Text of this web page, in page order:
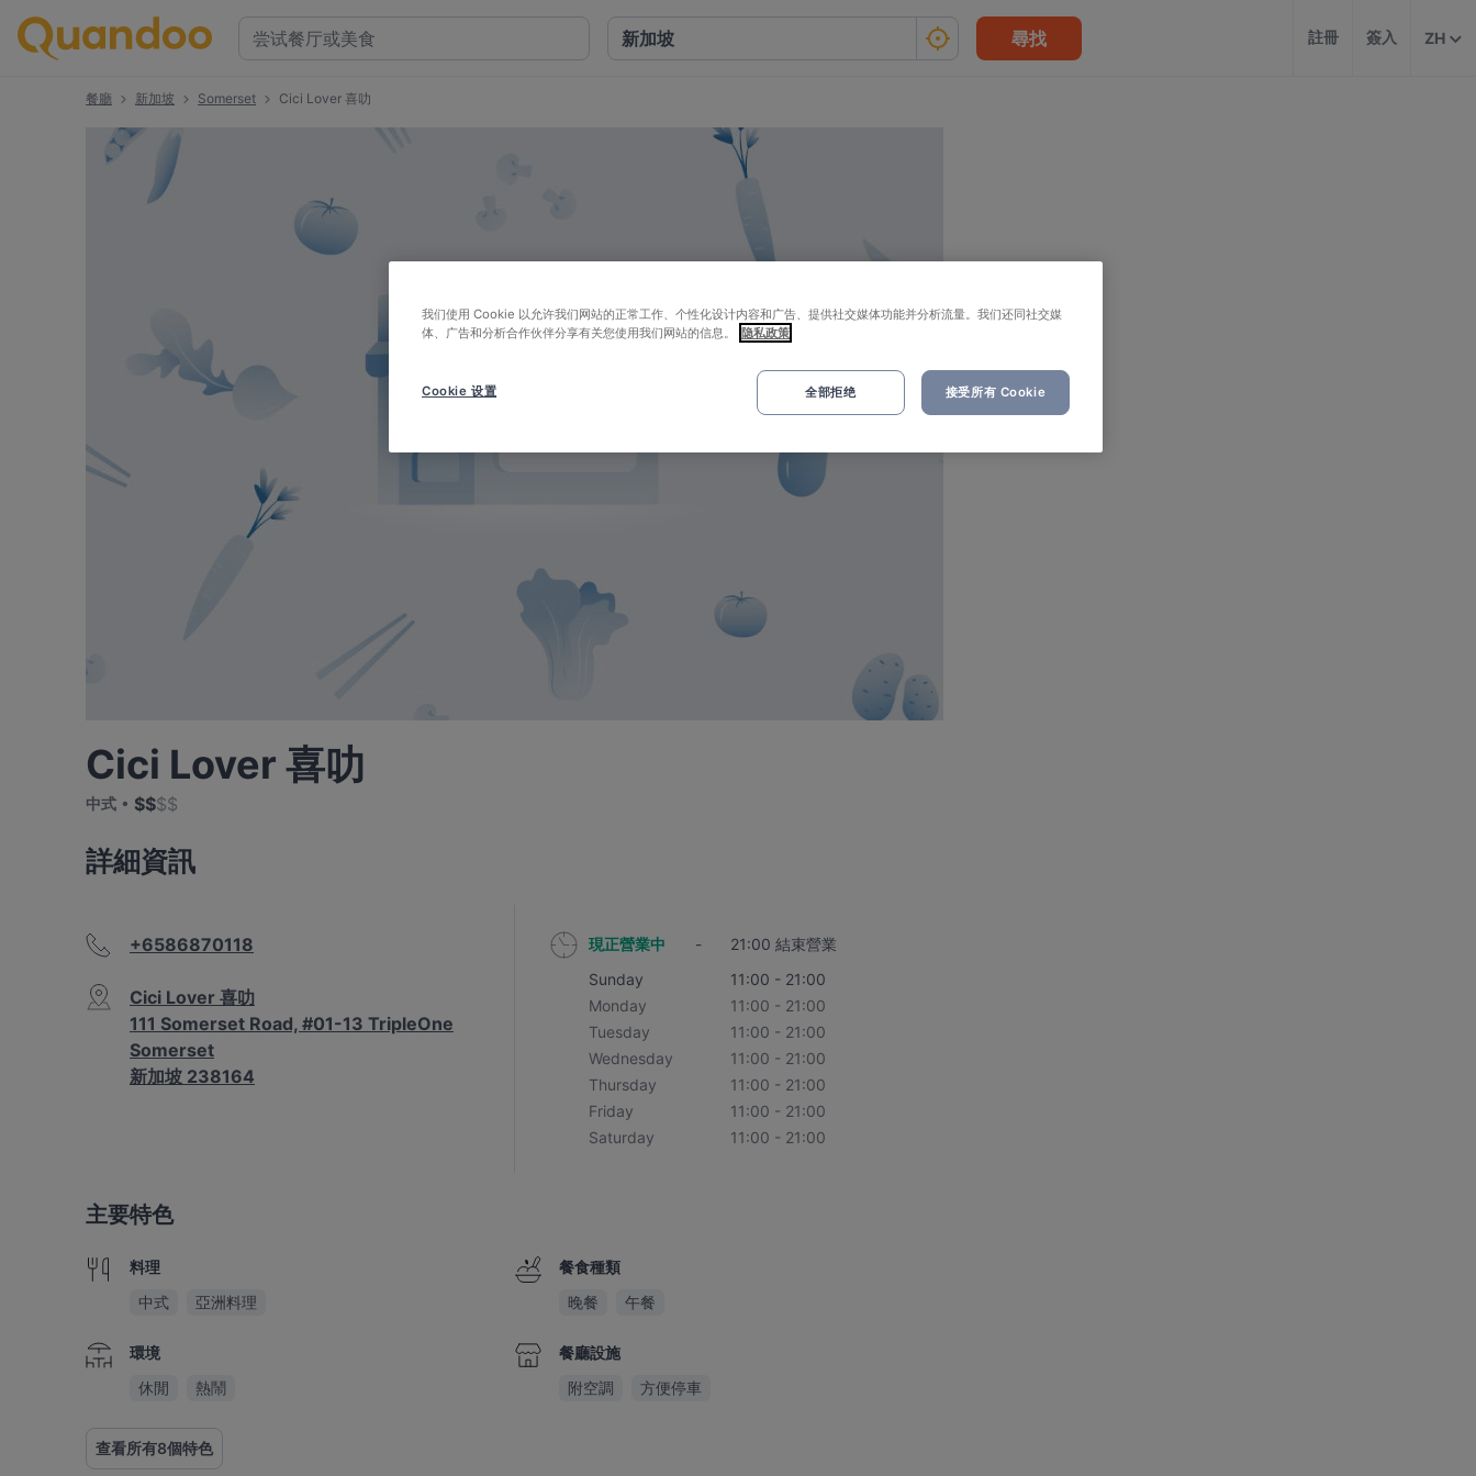
尋找 註冊 簽入 ZH
餐廳 新加坡 Somerset Cici Lover 喜叻
Cici Lover 喜叻
中式 $$$$
詳細資訊
+6586870118
Cici Lover 喜叻
111 Somerset Road, #01-13 TripleOne
Somerset
新加坡 238164
現正營業中 -
21:00 結束營業
Sunday
11:00 - 21:00
Monday
11:00 - 21:00
Tuesday
11:00 - 21:00
Wednesday
11:00 - 21:00
Thursday
11:00 - 21:00
Friday
11:00 - 21:00
Saturday
11:00 - 21:00
主要特色
料理
中式
亞洲料理
環境
休閒
熱鬧
餐食種類
晚餐
午餐
餐廳設施
附空調
方便停車
查看所有8個特色
我们使用 Cookie 以允许我们网站的正常工作、个性化设计内容和广告、提供社交媒体功能并分析流量。我们还同社交媒
体、广告和分析合作伙伴分享有关您使用我们网站的信息。
隐私政策
全部拒绝 接受所有 Cookie
Cookie 设置